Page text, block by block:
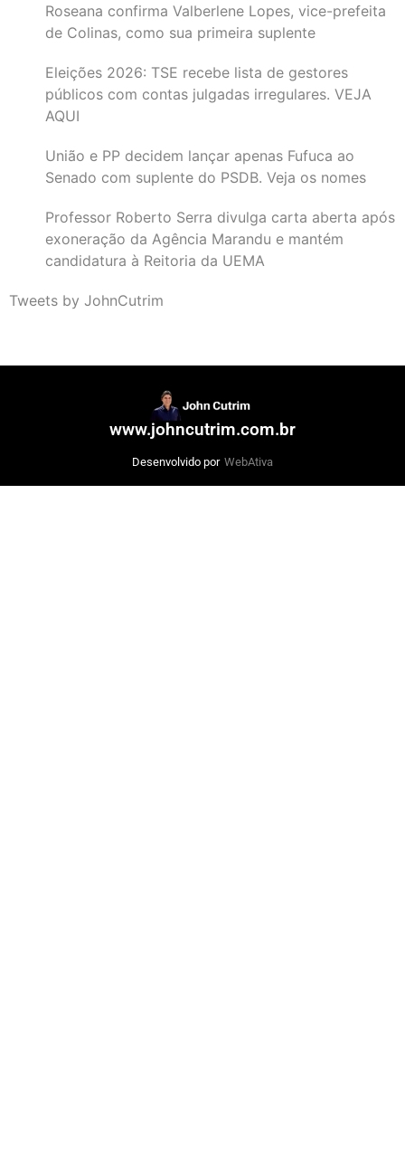
Roseana confirma Valberlene Lopes, vice-prefeita
de Colinas, como sua primeira suplente
Eleições 2026: TSE recebe lista de gestores
públicos com contas julgadas irregulares. VEJA
AQUI
União e PP decidem lançar apenas Fufuca ao
Senado com suplente do PSDB. Veja os nomes
Professor Roberto Serra divulga carta aberta após
exoneração da Agência Marandu e mantém
candidatura à Reitoria da UEMA
Tweets by JohnCutrim
www.johncutrim.com.br
Desenvolvido por WebAtiva